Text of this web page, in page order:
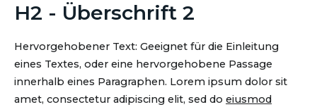
H2 - Überschrift 2
Hervorgehobener Text: Geeignet für die Einleitung
eines Textes, oder eine hervorgehobene Passage
innerhalb eines Paragraphen. Lorem ipsum dolor sit
amet, consectetur adipiscing elit, sed do eiusmod